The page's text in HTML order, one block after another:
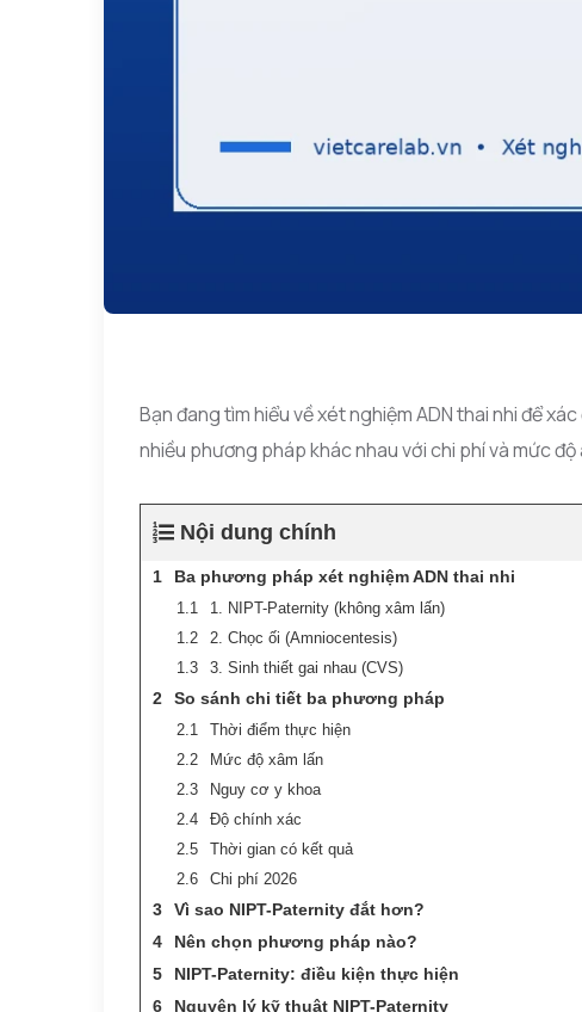
Bạn đang tìm hiểu về xét nghiệm ADN thai nhi để
nhiều phương pháp khác nhau với chi phí và mức
Nội dung chính
Ba phương pháp xét nghiệm ADN thai nhi
1. NIPT-Paternity (không xâm lấn)
2. Chọc ối (Amniocentesis)
3. Sinh thiết gai nhau (CVS)
So sánh chi tiết ba phương pháp
Thời điểm thực hiện
Mức độ xâm lấn
Nguy cơ y khoa
Độ chính xác
Thời gian có kết quả
Chi phí 2026
Vì sao NIPT-Paternity đắt hơn?
Nên chọn phương pháp nào?
NIPT-Paternity: điều kiện thực hiện
Nguyên lý kỹ thuật NIPT-Paternity